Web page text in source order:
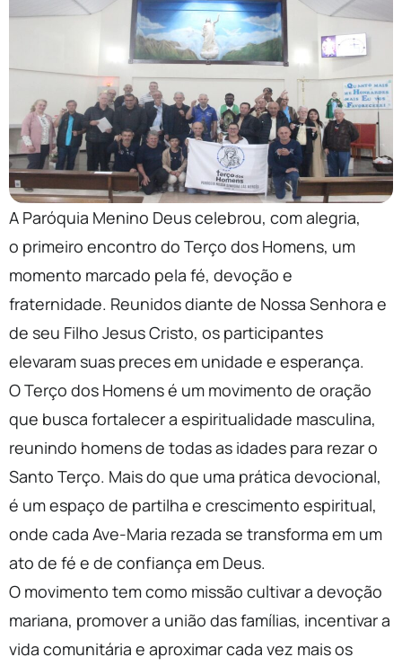
A Paróquia Menino Deus celebrou, com alegria,
o primeiro encontro do Terço dos Homens, um
momento marcado pela fé, devoção e
fraternidade. Reunidos diante de Nossa Senhora e
de seu Filho Jesus Cristo, os participantes
elevaram suas preces em unidade e esperança.
O Terço dos Homens é um movimento de oração
que busca fortalecer a espiritualidade masculina,
reunindo homens de todas as idades para rezar o
Santo Terço. Mais do que uma prática devocional,
é um espaço de partilha e crescimento espiritual,
onde cada Ave-Maria rezada se transforma em um
ato de fé e de confiança em Deus.
O movimento tem como missão cultivar a devoção
mariana, promover a união das famílias, incentivar a
vida comunitária e aproximar cada vez mais os